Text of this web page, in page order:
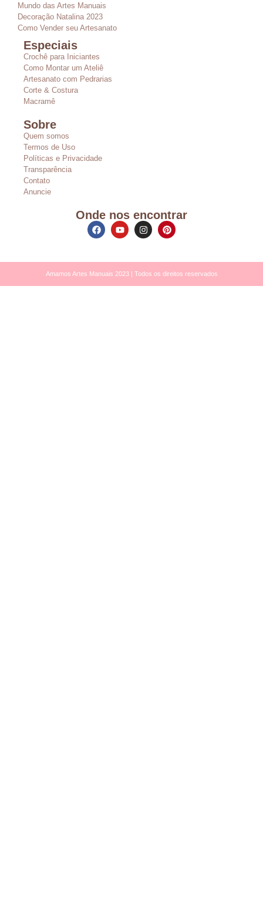
Mundo das Artes Manuais
Decoração Natalina 2023
Como Vender seu Artesanato
Especiais
Crochê para Iniciantes
Como Montar um Ateliê
Artesanato com Pedrarias
Corte & Costura
Macramê
Sobre
Quem somos
Termos de Uso
Políticas e Privacidade
Transparência
Contato
Anuncie
Onde nos encontrar
Amamos Artes Manuais 2023 | Todos os direitos reservados